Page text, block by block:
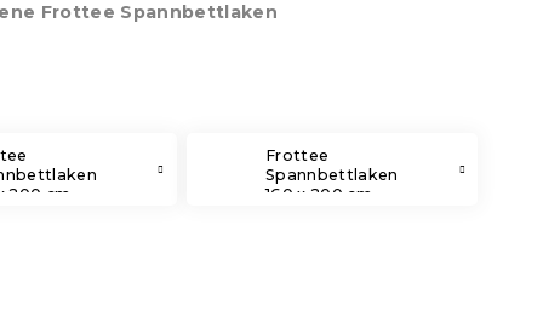
Frottee Spannbettlaken
200 cm
Frottee
Spannbettlaken
160 x 200 cm